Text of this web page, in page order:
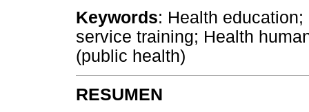
Keywords: Health
service training; Health
(public health)
RESUMEN